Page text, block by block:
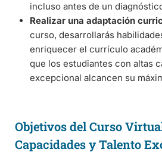
incluso antes de un
Realizar una adaptación
curso, desarrollarás
enriquecer el currículo
que los estudiantes con altas
excepcional alcancen su
Objetivos del Curso
Capacidades y Talento